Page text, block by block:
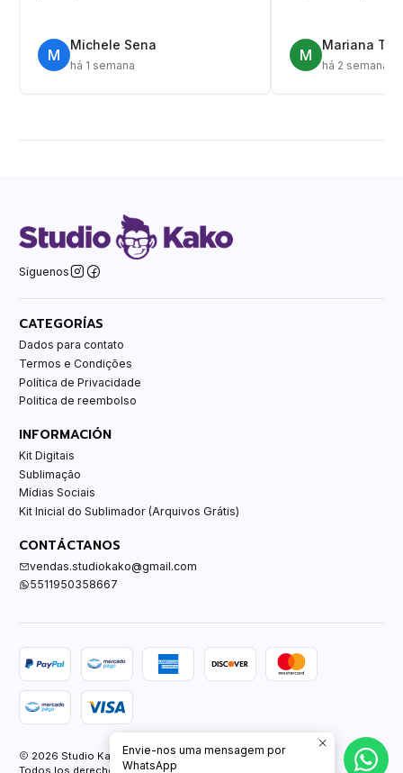
M
Michele Sena
há 1 semana
M
Mariana T.
há 2 semanas
Síguenos
CATEGORÍAS
Dados para contato
Termos e Condições
Política de Privacidade
Politica de reembolso
INFORMACIÓN
Kit Digitais
Sublimação
Mídias Sociais
Kit Inicial do Sublimador (Arquivos Grátis)
CONTÁCTANOS
vendas.studiokako@gmail.com
5511950358667
2026 Studio Kako.
Todos los derechos reservados.
Envie-nos uma mensagem por
WhatsApp